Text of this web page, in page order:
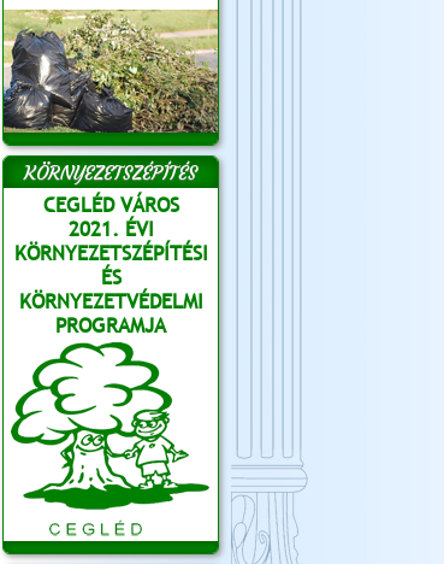
KÖRNYEZETSZÉPÍTÉS
CEGLÉD VÁROS
2021. ÉVI
KÖRNYEZETSZÉPÍTÉSI
ÉS
KÖRNYEZETVÉDELMI
PROGRAMJA